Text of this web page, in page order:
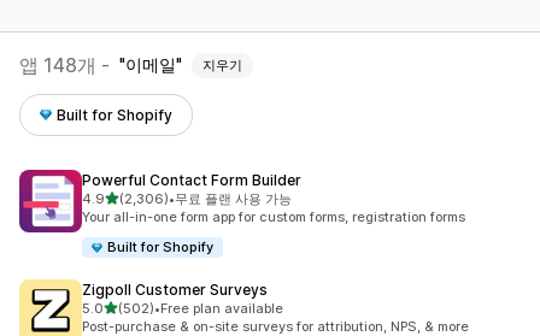
앱 148개 - 이메일 지우기
Built for Shopify
Powerful Contact Form Builder
4.9별 5개 중
(2,306)
총 리뷰 2306개
•무료 플랜 사용 가능
Your all-in-one form app for custom forms, registration forms
Built for Shopify
Zigpoll Customer Surveys
5.0별 5개 중
(502)
총 리뷰 502개
•Free plan available
Post-purchase & on-site surveys for attribution, NPS, & more